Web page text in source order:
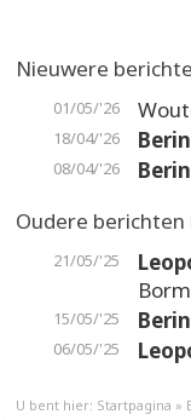
Nieuwere
01/05/'26
18/04/'26
08/04/'26
Oudere berichten
21/05/'25
15/05/'25
06/05/'25
U bent hier: Startpagina »